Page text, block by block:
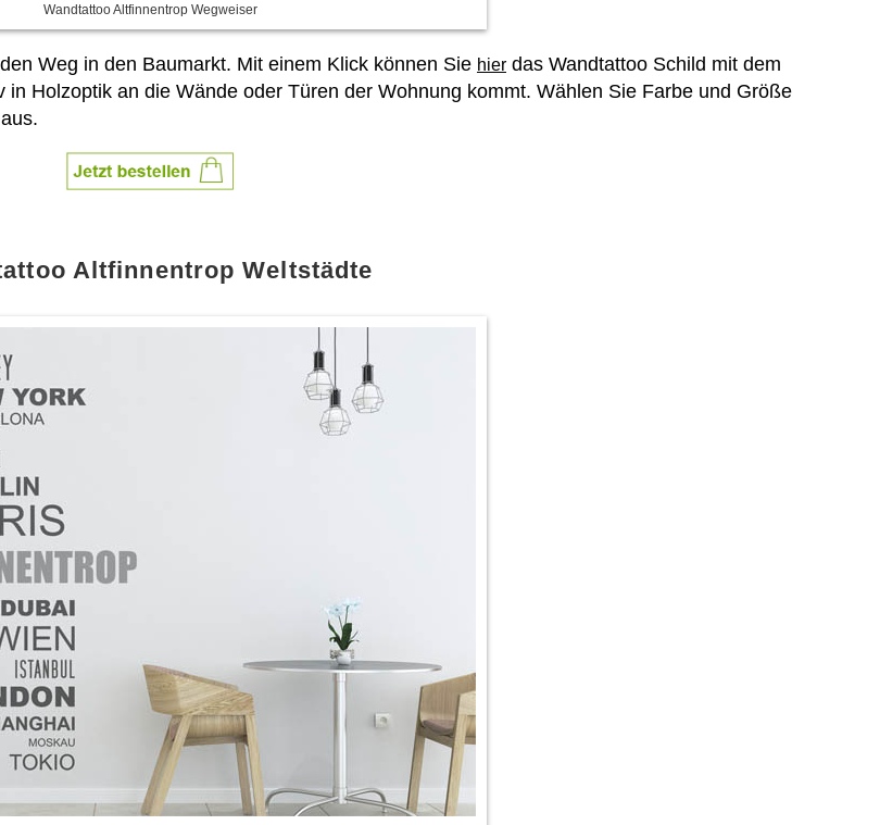
Wandtattoo Altfinnentrop Wegweiser
Weg in den Baumarkt. Mit einem Klick können Sie hier das Wandtattoo Schild mit dem
Holzoptik an die Wände oder Türen der Wohnung kommt. Wählen Sie Farbe und Größe
Altfinnentrop Weltstädte